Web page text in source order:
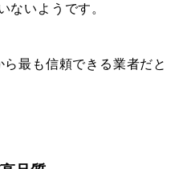
ないようです。
最も信頼できる業者だと